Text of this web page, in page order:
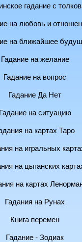
гадание с
на любовь и
на ближайшее
Гадание на желание
Гадание на вопрос
Гадание Да Нет
Гадание на ситуацию
на картах Таро
на игральных
на цыганских
на картах
Гадания на Рунах
Книга перемен
Гадание - Зодиак